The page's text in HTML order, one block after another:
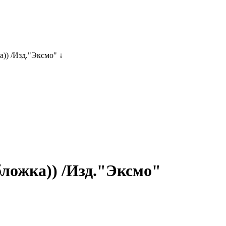
/Изд."Эксмо" ↓
/Изд."Эксмо"